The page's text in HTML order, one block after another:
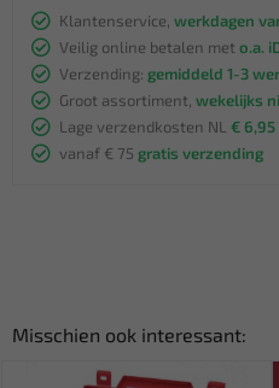
Klantenservice, werkdagen
Veilig online betalen met o.a.
Verzending: gemiddeld 1-3
Groot assortiment, wekelijks
Lage verzendkosten NL € 6,95
vanaf € 75 gratis verzending
Misschien ook interessant: